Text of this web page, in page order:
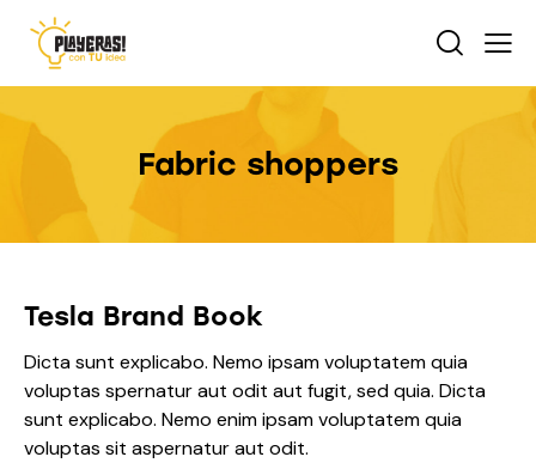
Fabric shoppers
Tesla Brand Book
Dicta sunt explicabo. Nemo ipsam voluptatem quia
voluptas spernatur aut odit aut fugit, sed quia. Dicta
sunt explicabo. Nemo enim ipsam voluptatem quia
voluptas sit aspernatur aut odit.